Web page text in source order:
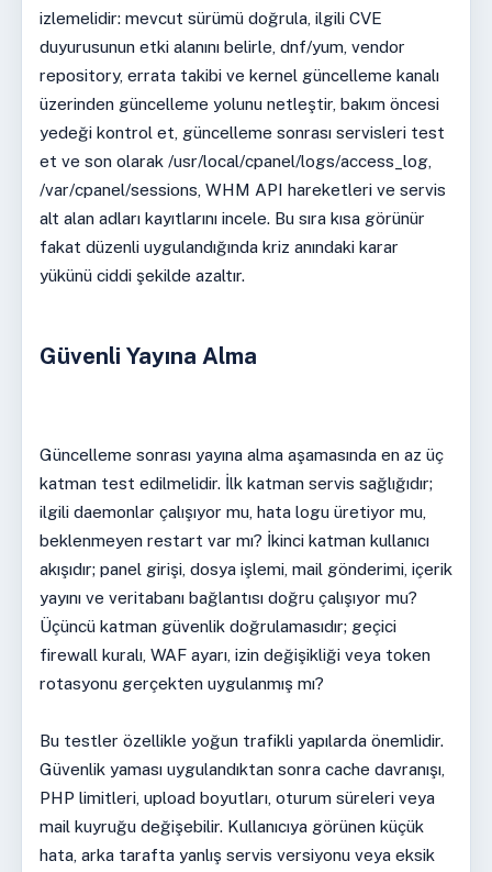
izlemelidir: mevcut sürümü doğrula, ilgili CVE
duyurusunun etki alanını belirle, dnf/yum, vendor
repository, errata takibi ve kernel güncelleme kanalı
üzerinden güncelleme yolunu netleştir, bakım öncesi
yedeği kontrol et, güncelleme sonrası servisleri test
et ve son olarak /usr/local/cpanel/logs/access_log,
/var/cpanel/sessions, WHM API hareketleri ve servis
alt alan adları kayıtlarını incele. Bu sıra kısa görünür
fakat düzenli uygulandığında kriz anındaki karar
yükünü ciddi şekilde azaltır.
Güvenli Yayına Alma
Güncelleme sonrası yayına alma aşamasında en az üç
katman test edilmelidir. İlk katman servis sağlığıdır;
ilgili daemonlar çalışıyor mu, hata logu üretiyor mu,
beklenmeyen restart var mı? İkinci katman kullanıcı
akışıdır; panel girişi, dosya işlemi, mail gönderimi, içerik
yayını ve veritabanı bağlantısı doğru çalışıyor mu?
Üçüncü katman güvenlik doğrulamasıdır; geçici
firewall kuralı, WAF ayarı, izin değişikliği veya token
rotasyonu gerçekten uygulanmış mı?
Bu testler özellikle yoğun trafikli yapılarda önemlidir.
Güvenlik yaması uygulandıktan sonra cache davranışı,
PHP limitleri, upload boyutları, oturum süreleri veya
mail kuyruğu değişebilir. Kullanıcıya görünen küçük
hata, arka tarafta yanlış servis versiyonu veya eksik